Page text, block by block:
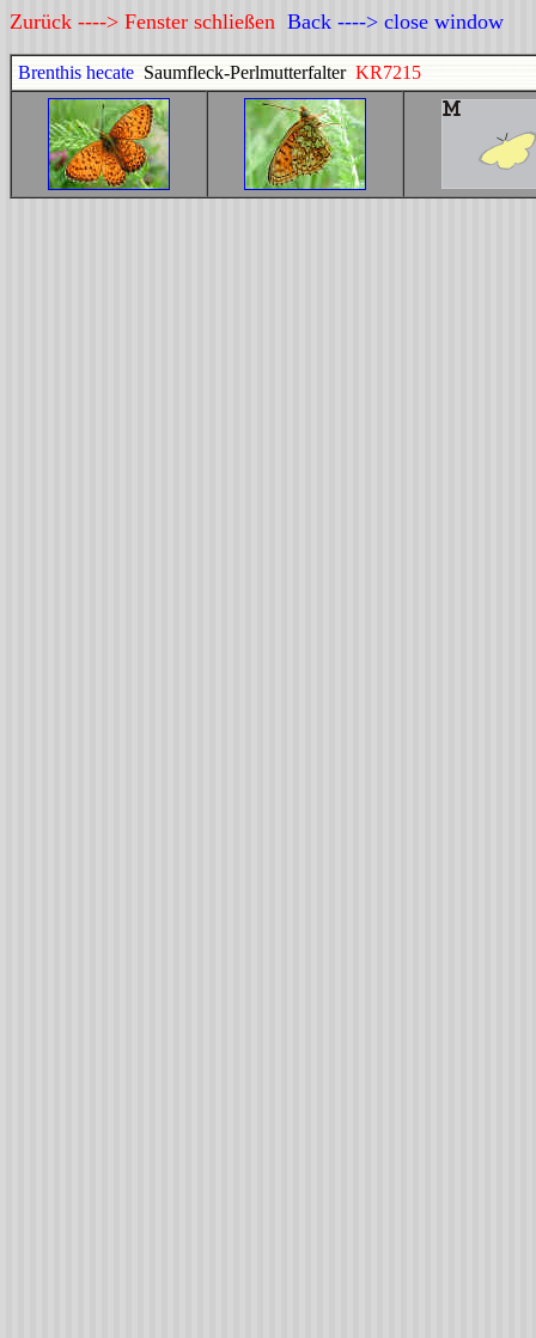
Zurück ----> Fenster schließen Back ----> close window
Brenthis hecate Saumfleck-Perlmutterfalter KR7215